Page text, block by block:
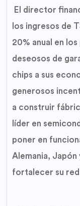
El director
los ingresos de
20% anual en
deseosos de
chips a sus
generosos
a construir
líder en
poner en
Alemania, Japón
fortalecer su